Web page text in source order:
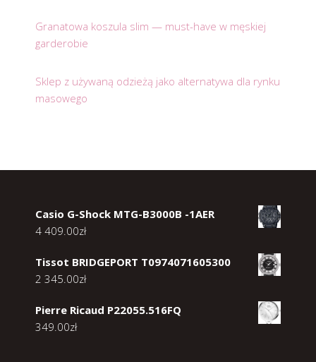
Granatowa koszula slim — must-have w męskiej
garderobie
Sklep z używaną odzieżą jako alternatywa dla rynku
masowego
Casio G-Shock MTG-B3000B -1AER
4 409.00zł
Tissot BRIDGEPORT T0974071605300
2 345.00zł
Pierre Ricaud P22055.516FQ
349.00zł